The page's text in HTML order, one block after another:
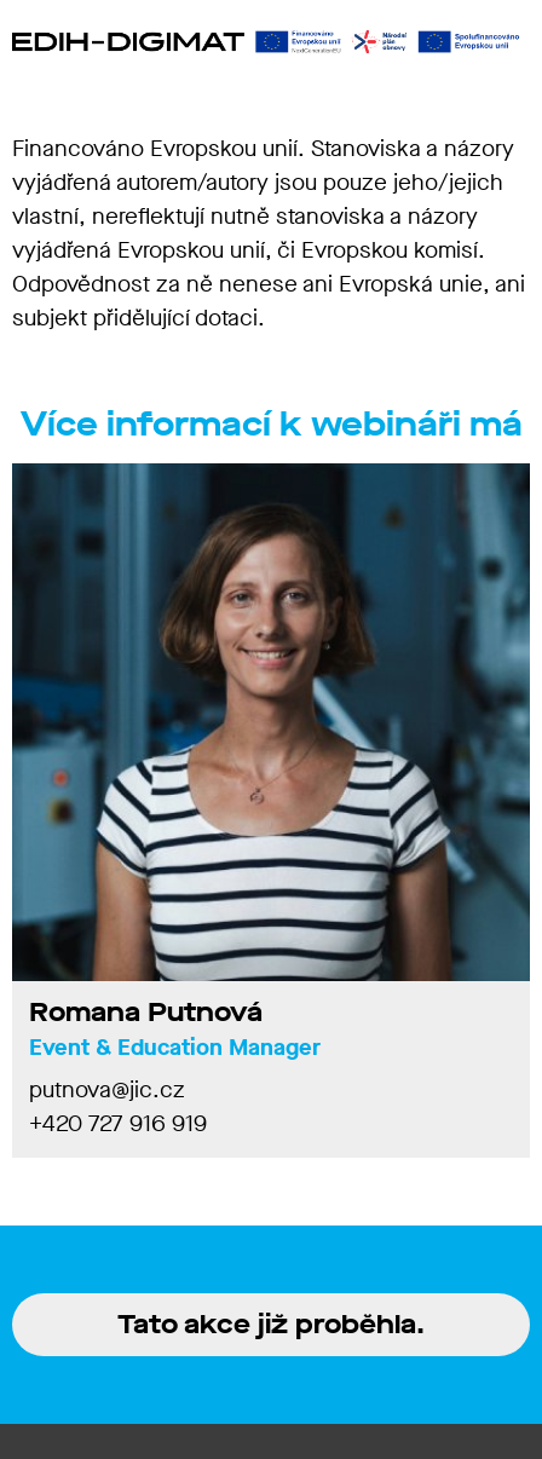
Financováno Evropskou unií. Stanoviska a názory
vyjádřená autorem/autory jsou pouze jeho/jejich
vlastní, nereflektují nutně stanoviska a názory
vyjádřená Evropskou unií, či Evropskou komisí.
Odpovědnost za ně nenese ani Evropská unie, ani
subjekt přidělující dotaci.
Více informací k webináři má
Romana Putnová
Event & Education Manager
putnova@jic.cz
+420 727 916 919
Tato akce již proběhla.